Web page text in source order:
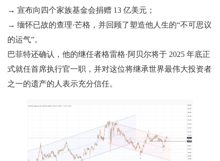
→ 宣布向四个家族基金会捐赠 13 亿美元；
→ 缅怀已故的查理·芒格，并回顾了塑造他人生的“不可思议
的运气”。
巴菲特还确认，他的继任者格雷格·阿贝尔将于 2025 年底正
式就任首席执行官一职，并对这位将继承世界最伟大投资者
之一的遗产的人表示充分信任。